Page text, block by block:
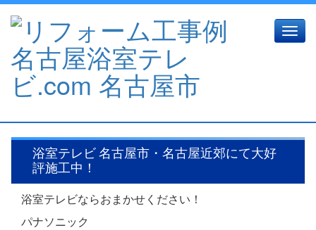
浴室テレビ 名古屋市・名古屋近郊にて大好
評施工中！
浴室テレビならおまかせください！
パナソニック